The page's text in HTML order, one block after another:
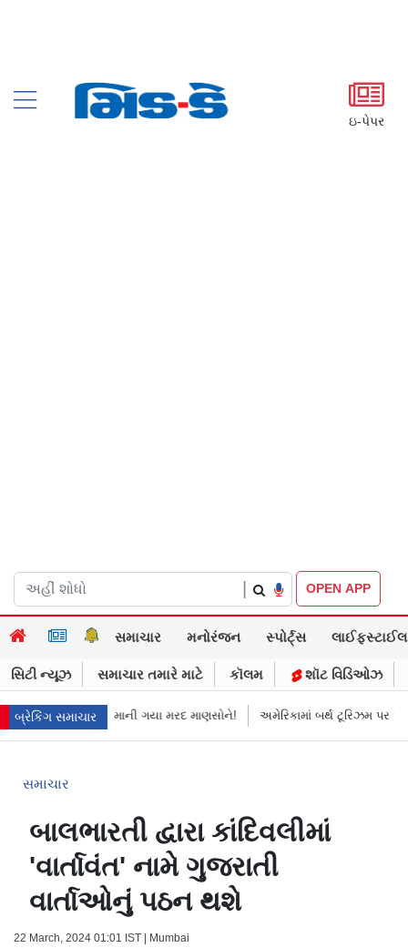
ઇ-પેપર
OPEN APP
સમાચાર મનોરંજન સ્પોર્ટ્સ લાઈફસ્ટાઈલ
સિટી ન્યૂઝ સમાચાર તમારે માટે કૉલમ શૉટ વિડિઓઝ
બ્રેકિંગ સમાચાર
કેસ બંધ થયો માની ગયા મરદ માણસોને! અમેરિકામાં બર્થ ટૂરિઝમ પર
સમાચાર
બાલભારતી દ્વારા કાંદિવલીમાં
'વાર્તાવંત' નામે ગુજરાતી
વાર્તાઓનું પઠન થશે
22 March, 2024 01:01 IST | Mumbai